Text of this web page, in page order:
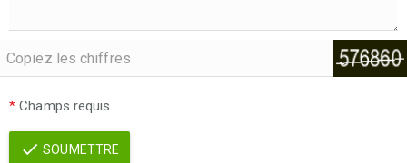
* Champs requis
SOUMETTRE